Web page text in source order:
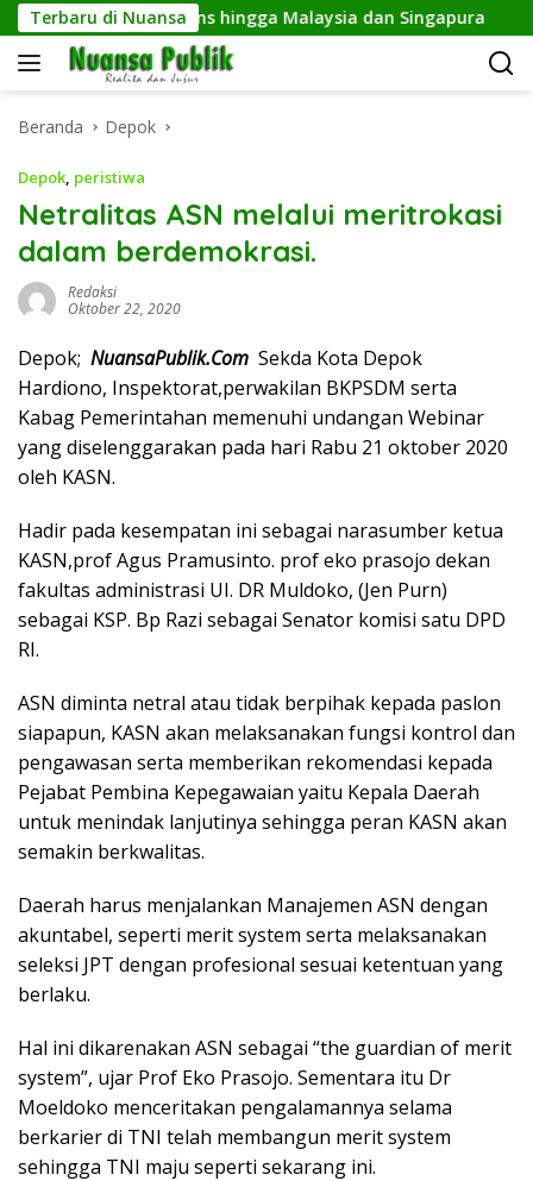
Langsung
ke
konten
Terbaru di Nuansa
Depok Bidik Fans hingga Malaysia dan Singapura
Beranda Depok
Depok, peristiwa
Netralitas ASN melalui meritrokasi
dalam berdemokrasi.
Redaksi
Oktober 22, 2020
Depok; NuansaPublik.Com Sekda Kota Depok
Hardiono, Inspektorat,perwakilan BKPSDM serta
Kabag Pemerintahan memenuhi undangan Webinar
yang diselenggarakan pada hari Rabu 21 oktober 2020
oleh KASN.
Hadir pada kesempatan ini sebagai narasumber ketua
KASN,prof Agus Pramusinto. prof eko prasojo dekan
fakultas administrasi UI. DR Muldoko, (Jen Purn)
sebagai KSP. Bp Razi sebagai Senator komisi satu DPD
RI.
ASN diminta netral atau tidak berpihak kepada paslon
siapapun, KASN akan melaksanakan fungsi kontrol dan
pengawasan serta memberikan rekomendasi kepada
Pejabat Pembina Kepegawaian yaitu Kepala Daerah
untuk menindak lanjutinya sehingga peran KASN akan
semakin berkwalitas.
Daerah harus menjalankan Manajemen ASN dengan
akuntabel, seperti merit system serta melaksanakan
seleksi JPT dengan profesional sesuai ketentuan yang
berlaku.
Hal ini dikarenakan ASN sebagai “the guardian of merit
system”, ujar Prof Eko Prasojo. Sementara itu Dr
Moeldoko menceritakan pengalamannya selama
berkarier di TNI telah membangun merit system
sehingga TNI maju seperti sekarang ini.